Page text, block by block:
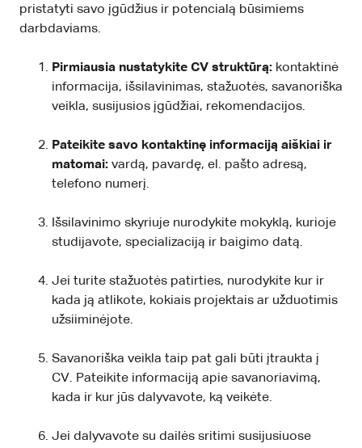
pristatyti savo įgūdžius ir potencialą būsimiems
darbdaviams.
Pirmiausia nustatykite CV struktūrą: kontaktinė
informacija, išsilavinimas, stažuotės, savanoriška
veikla, susijusios įgūdžiai, rekomendacijos.
Pateikite savo kontaktinę informaciją aiškiai ir
matomai: vardą, pavardę, el. pašto adresą,
telefono numerį.
Išsilavinimo skyriuje nurodykite mokyklą, kurioje
studijavote, specializaciją ir baigimo datą.
Jei turite stažuotės patirties, nurodykite kur ir
kada ją atlikote, kokiais projektais ar užduotimis
užsiiminėjote.
Savanoriška veikla taip pat gali būti įtraukta į
CV. Pateikite informaciją apie savanoriavimą,
kada ir kur jūs dalyvavote, ką veikėte.
Jei dalyvavote su dailės sritimi susijusiuose